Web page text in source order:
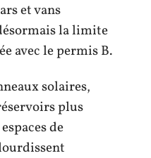
et vans
la limite
avec le permis B.
solaires,
plus
de